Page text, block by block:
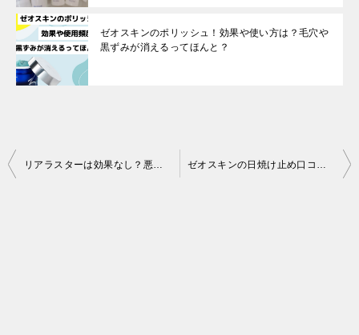
ゼオスキンのポリッシュ！効果や使い方は？毛穴や
黒ずみが消えるってほんと？
投
リアラスターは効果なし？悪い口コミは嘘？本当？使ってみた効果とは！ ゼオスキンの日焼け止め口コミ！ゼオスキン日焼け止めは代用できる？選び方や種類について。